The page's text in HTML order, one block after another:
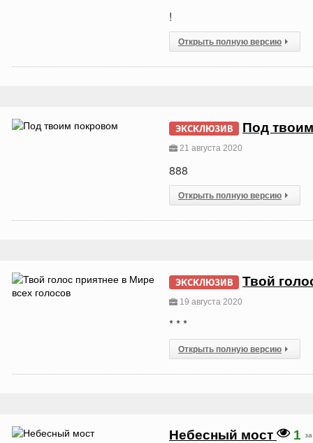
!
Открыть полную версию
ЭКСКЛЮЗИВ Под
21 августа 2020
888
Открыть полную версию
ЭКСКЛЮЗИВ Твой
19 августа 2020
* * *
Открыть полную версию
Небесный мост 1